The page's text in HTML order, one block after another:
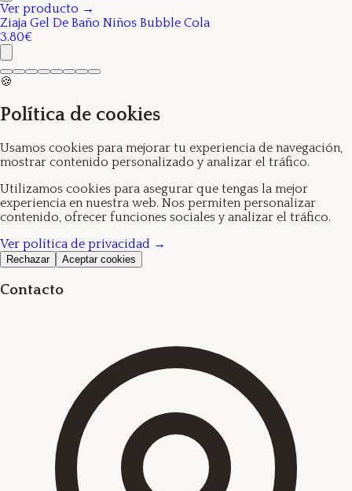
Ver producto →
Ziaja Gel De Baño Niños Bubble Cola
3.80€
🍪
Política de cookies
Usamos cookies para mejorar tu experiencia de navegación,
mostrar contenido personalizado y analizar el tráfico.
Utilizamos cookies para asegurar que tengas la mejor
experiencia en nuestra web. Nos permiten personalizar
contenido, ofrecer funciones sociales y analizar el tráfico.
Ver política de privacidad →
Rechazar Aceptar cookies
Contacto